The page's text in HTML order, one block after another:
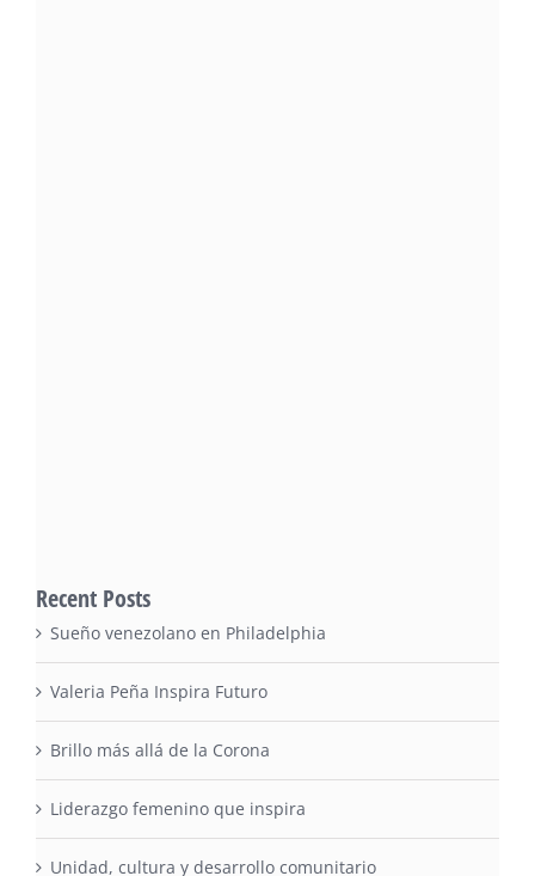
Recent Posts
Sueño venezolano en Philadelphia
Valeria Peña Inspira Futuro
Brillo más allá de la Corona
Liderazgo femenino que inspira
Unidad, cultura y desarrollo comunitario